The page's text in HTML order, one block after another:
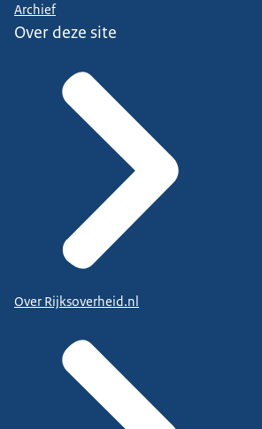
Archief
Over deze site
Over Rijksoverheid.nl